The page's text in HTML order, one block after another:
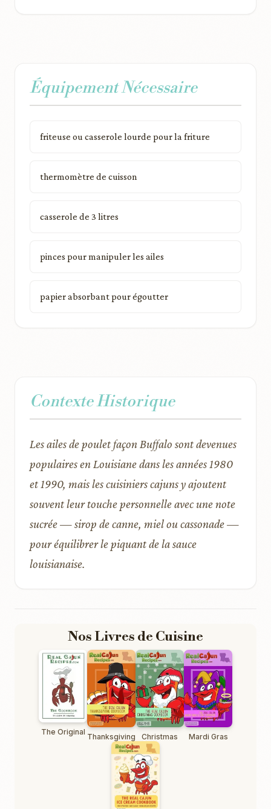
Équipement Nécessaire
friteuse ou casserole lourde pour la friture
thermomètre de cuisson
casserole de 3 litres
pinces pour manipuler les ailes
papier absorbant pour égoutter
Contexte Historique
Les ailes de poulet façon Buffalo sont devenues
populaires en Louisiane dans les années 1980
et 1990, mais les cuisiniers cajuns y ajoutent
souvent leur touche personnelle avec une note
sucrée — sirop de canne, miel ou cassonade —
pour équilibrer le piquant de la sauce
louisianaise.
Nos Livres de Cuisine
The Original Thanksgiving Christmas Mardi Gras